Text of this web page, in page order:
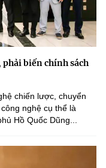
biến chính sách
chiến lược, chuyển
nghệ cụ thể là
Hồ Quốc Dũng...